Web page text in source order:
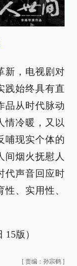
新，电视剧对
践始终具有直
品从时代脉动
情冷暖，又以
哺现实个体的
间烟火抚慰人
代声音回应时
、实用性、
15版）
[ 责编：孙宗鹤 ]